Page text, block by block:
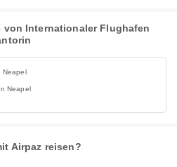
von Internationaler Flughafen
Neapel
Neapel
Airpaz reisen?